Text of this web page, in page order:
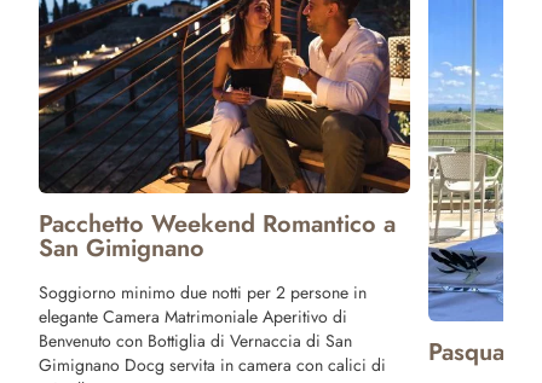
Pasqua in Agriturismo in Toscana
Ponte 25
Trascorri il
noi ! Prenota
San
cultura, ma
buona tavola